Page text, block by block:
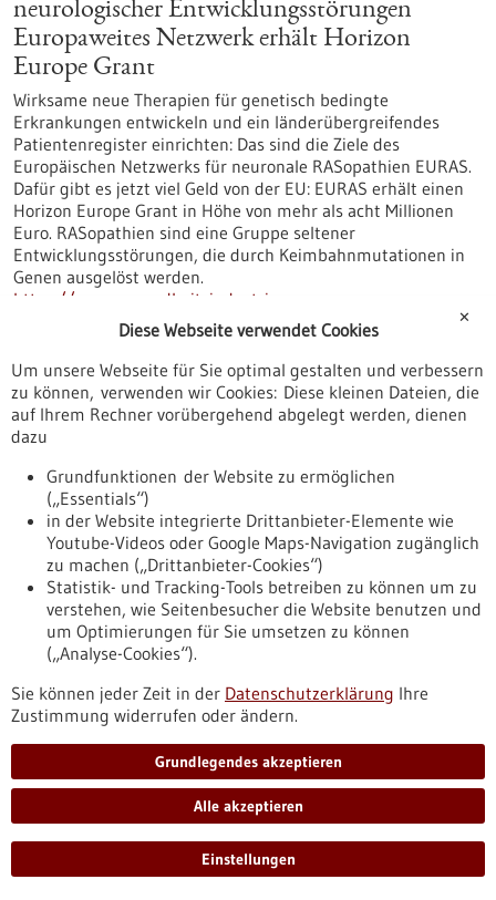
neurologischer Entwicklungsstörungen
Europaweites Netzwerk erhält Horizon
Europe Grant
Wirksame neue Therapien für genetisch bedingte
Erkrankungen entwickeln und ein länderübergreifendes
Patientenregister einrichten: Das sind die Ziele des
Europäischen Netzwerks für neuronale RASopathien EURAS.
Dafür gibt es jetzt viel Geld von der EU: EURAS erhält einen
Horizon Europe Grant in Höhe von mehr als acht Millionen
Euro. RASopathien sind eine Gruppe seltener
Entwicklungsstörungen, die durch Keimbahnmutationen in
Genen ausgelöst werden.
https://www.gesundheitsindustrie-
bw.de/fachbeitrag/pm/acht-millionen-euro-fuer-
erforschung-neurologischer-entwicklungsstoerungen-
europaweites-netzwerk-erhaelt-horizon-europe-grant
Pressemitteilung - 23.06.2023
Das molekulare Kontrollzentrum unserer
Proteinfabriken
Konstanzer und Züricher Forschende entschlüsseln einen
biochemischen Mechanismus, der dafür sorgt, dass
neuentstehende Proteine beim Verlassen der zelleigenen
Proteinfabriken korrekt weiterverarbeitet werden. Damit wird
ein seit langem bestehendes Rätsel der Proteinsortierung
gelöst.
https://www.gesundheitsindustrie-
bw.de/fachbeitrag/pm/das-molekulare-kontrollzentrum-
unserer-proteinfabriken
Behandlungserfolg bei Krebs vorhersagen - 20.06.2023
✕
Diese Webseite verwendet Cookies
Um unsere Webseite für Sie optimal gestalten und verbessern
zu können, verwenden wir Cookies: Diese kleinen Dateien, die
auf Ihrem Rechner vorübergehend abgelegt werden, dienen
dazu
Grundfunktionen der Website zu ermöglichen
(„Essentials“)
in der Website integrierte Drittanbieter-Elemente wie
Youtube-Videos oder Google Maps-Navigation zugänglich
zu machen („Drittanbieter-Cookies“)
Statistik- und Tracking-Tools betreiben zu können um zu
verstehen, wie Seitenbesucher die Website benutzen und
um Optimierungen für Sie umsetzen zu können
(„Analyse-Cookies“).
Sie können jeder Zeit in der Datenschutzerklärung Ihre
Zustimmung widerrufen oder ändern.
Grundlegendes akzeptieren
Alle akzeptieren
Einstellungen